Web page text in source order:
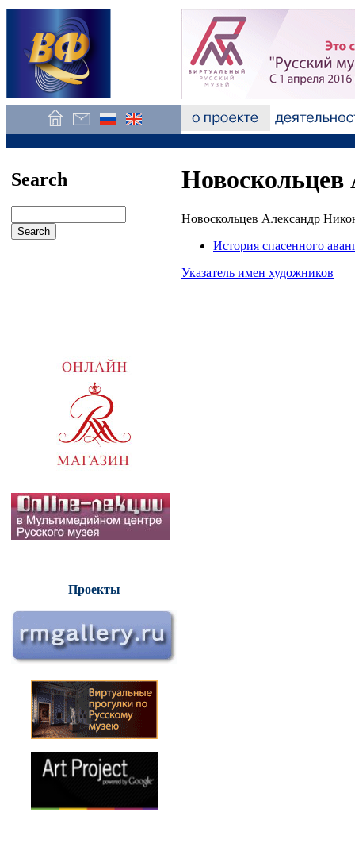
Search
Проекты
Новоскольцев Александр
История спасенного
Указатель имен художников